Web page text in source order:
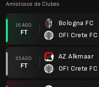
Amistosos de Clubes
16 AGO.
FT
Bologna FC
OFI Crete FC
03 AGO.
FT
AZ Alkmaar
OFI Crete FC